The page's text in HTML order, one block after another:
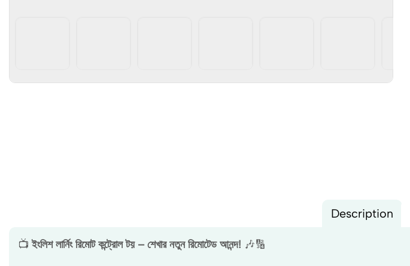
Description
📺ইংলিশ লার্নিং রিমোট কন্ট্রোল টয় – শেখার নতুন রিমোটেড আনন্দ! 🎶🔢